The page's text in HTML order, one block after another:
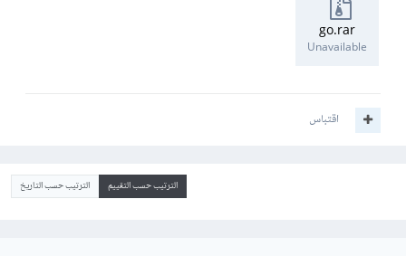
go.rar
Unavailable
اقتباس
الترتيب حسب التقييم الترتيب حسب التاريخ